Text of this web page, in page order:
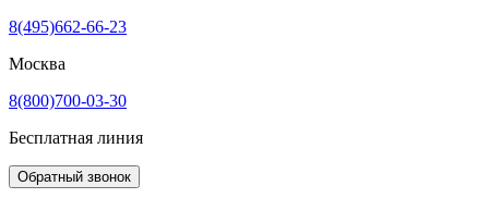
8(495)662-66-23
Москва
8(800)700-03-30
Бесплатная линия
Обратный звонок